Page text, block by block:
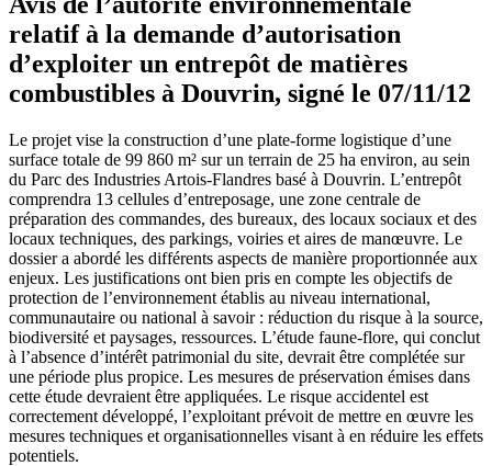
relatif à la demande d’autorisation
d’exploiter un entrepôt de matières
combustibles à Douvrin, signé le 07/11/12
Le projet vise la construction d’une plate-forme logistique d’une
surface totale de 99 860 m² sur un terrain de 25 ha environ, au sein
du Parc des Industries Artois-Flandres basé à Douvrin. L’entrepôt
comprendra 13 cellules d’entreposage, une zone centrale de
préparation des commandes, des bureaux, des locaux sociaux et des
locaux techniques, des parkings, voiries et aires de manœuvre. Le
dossier a abordé les différents aspects de manière proportionnée aux
enjeux. Les justifications ont bien pris en compte les objectifs de
protection de l’environnement établis au niveau international,
communautaire ou national à savoir : réduction du risque à la source,
biodiversité et paysages, ressources. L’étude faune-flore, qui conclut
à l’absence d’intérêt patrimonial du site, devrait être complétée sur
une période plus propice. Les mesures de préservation émises dans
cette étude devraient être appliquées. Le risque accidentel est
correctement développé, l’exploitant prévoit de mettre en œuvre les
mesures techniques et organisationnelles visant à en réduire les effets
potentiels.